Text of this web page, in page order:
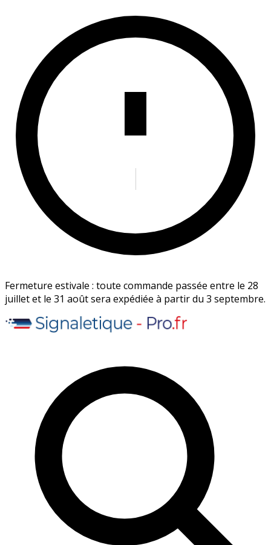
Fermeture estivale : toute commande passée entre le 28
juillet et le 31 août sera expédiée à partir du 3 septembre.